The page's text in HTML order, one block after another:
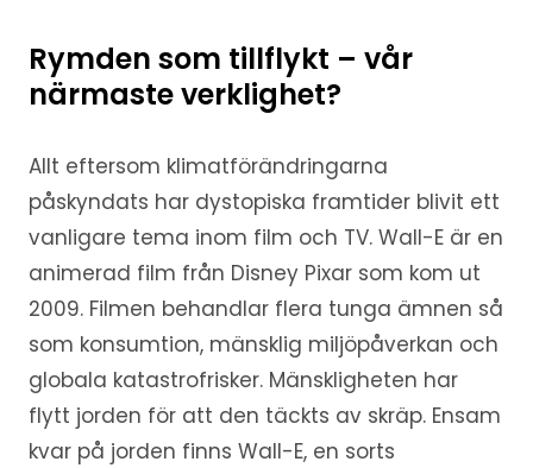
Rymden som tillflykt – vår
närmaste verklighet?
Allt eftersom klimatförändringarna
påskyndats har dystopiska framtider blivit ett
vanligare tema inom film och TV. Wall-E är en
animerad film från Disney Pixar som kom ut
2009. Filmen behandlar flera tunga ämnen så
som konsumtion, mänsklig miljöpåverkan och
globala katastrofrisker. Mänskligheten har
flytt jorden för att den täckts av skräp. Ensam
kvar på jorden finns Wall-E, en sorts